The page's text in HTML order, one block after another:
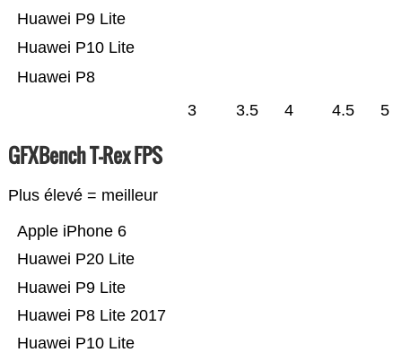
Huawei P8
Huawei P10 Lite
Huawei P9 Lite
3 3.5 4 4.5 5
GFXBench T-Rex FPS
Plus élevé = meilleur
Huawei P10 Lite
Huawei P8 Lite 2017
Huawei P9 Lite
Huawei P20 Lite
Apple iPhone 6